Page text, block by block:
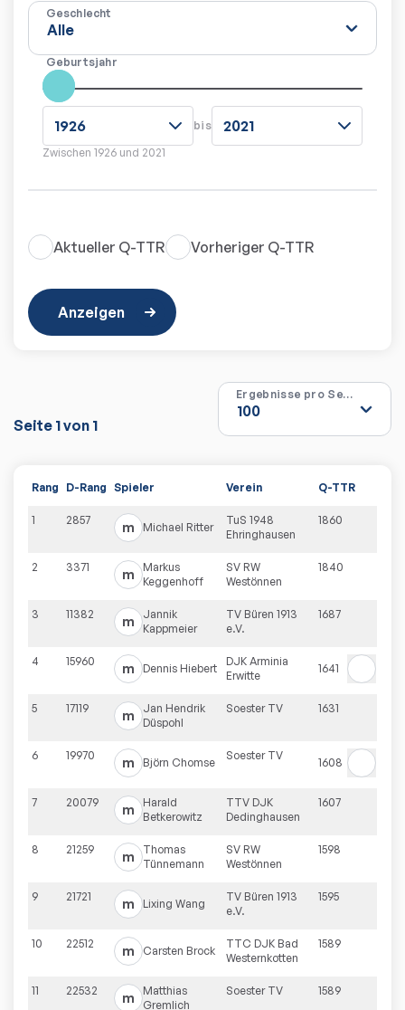
Geschlecht
Geburtsjahr
bis
Zwischen 1926 und 2021
Aktueller Q-TTR Vorheriger Q-TTR
Anzeigen
Seite 1von 1
Ergebnisse pro Seite
Rang D-Rang Spieler Verein Q-TTR
1 2857 m Michael Ritter
TuS 1948
Ehringhausen
1860
2 3371 m
Markus
Keggenhoff
SV RW
Westönnen
1840
3 11382 m
Jannik
Kappmeier
TV Büren 1913
e.V.
1687
4 15960 m Dennis Hiebert
DJK Arminia
Erwitte
1641
5 17119 m
Jan Hendrik
Düspohl
Soester TV 1631
6 19970 m Björn Chomse
Soester TV
1608
7 20079 m
Harald
Betkerowitz
TTV DJK
Dedinghausen
1607
8 21259 m
Thomas
Tünnemann
SV RW
Westönnen
1598
9 21721 m Lixing Wang
TV Büren 1913
e.V.
1595
10 22512 m Carsten Brock
TTC DJK Bad
Westernkotten
1589
11 22532 m
Matthias
Gremlich
Soester TV 1589